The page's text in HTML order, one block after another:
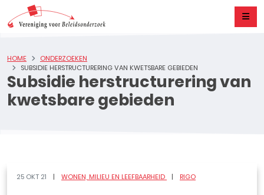
Subsidie herstructurering van
kwetsbare gebieden
HOME
ONDERZOEKEN
SUBSIDIE HERSTRUCTURERING VAN KWETSBARE GEBIEDEN
25 OKT 21 WONEN, MILIEU EN LEEFBAARHEID RIGO